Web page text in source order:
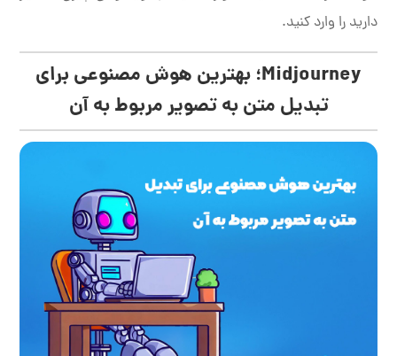
دارید را وارد کنید.
Midjourney؛ بهترین هوش مصنوعی برای
تبدیل متن به تصویر مربوط به آن